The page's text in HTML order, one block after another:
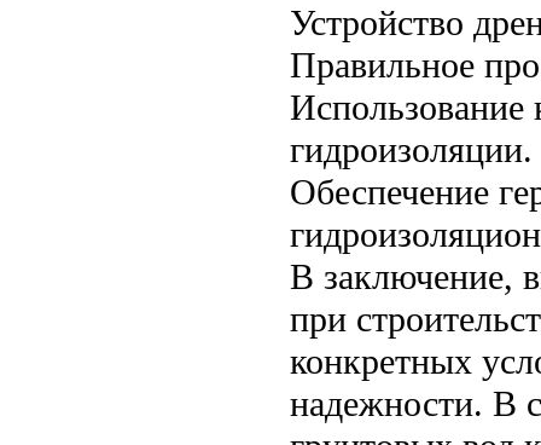
Устройство
Правильное
Использование
гидроизоляции.
Обеспечение
В заключение,
при
конкретных
надежности. В